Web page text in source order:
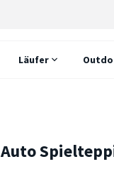
Läufer
Auto